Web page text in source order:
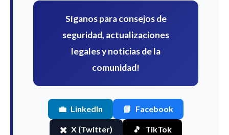
Síganos para consejos de
seguridad, actualizaciones
legales y noticias de la
comunidad!
💼 LinkedIn 📘 Facebook
✖️ X (Twitter) 🎵 TikTok